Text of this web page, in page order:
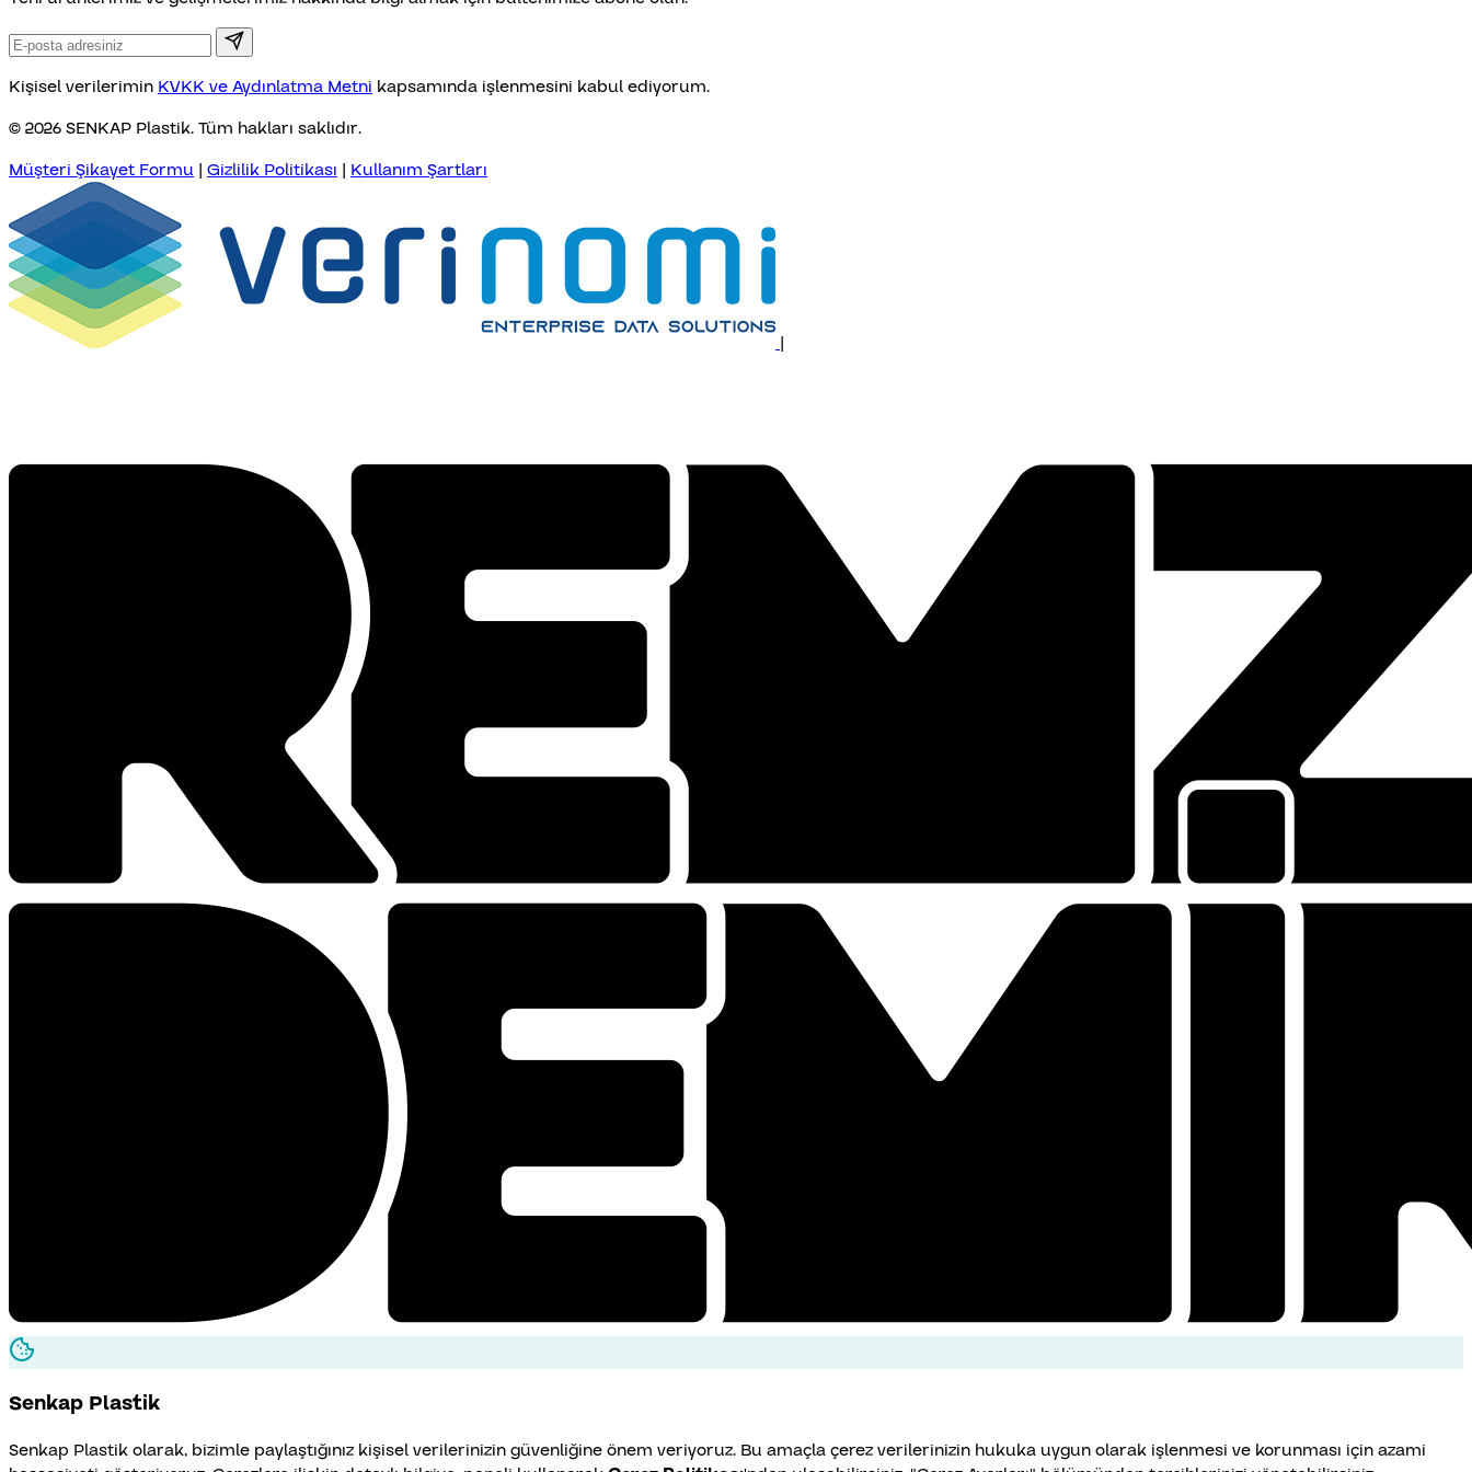
Kişisel verilerimin KVKK ve Aydınlatma Metni kapsamında işlenmesini kabul ediyorum.
© 2026 SENKAP Plastik. Tüm hakları saklıdır.
Müşteri Şikayet Formu | Gizlilik Politikası | Kullanım Şartları
|
Senkap Plastik
Senkap Plastik olarak, bizimle paylaştığınız kişisel verilerinizin güvenliğine önem veriyoruz. Bu amaçla çerez verilerinizin hukuka uygun olarak işlenmesi ve korunması için azami